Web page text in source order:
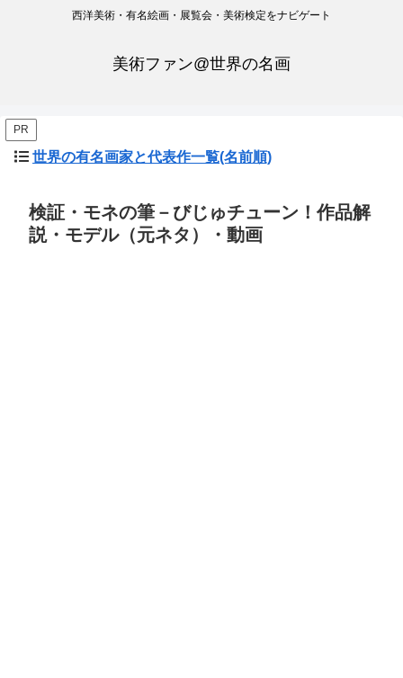
西洋美術・有名絵画・展覧会・美術検定をナビゲート
美術ファン@世界の名画
PR
世界の有名画家と代表作一覧(名前順)
検証・モネの筆－びじゅチューン！作品解
説・モデル（元ネタ）・動画